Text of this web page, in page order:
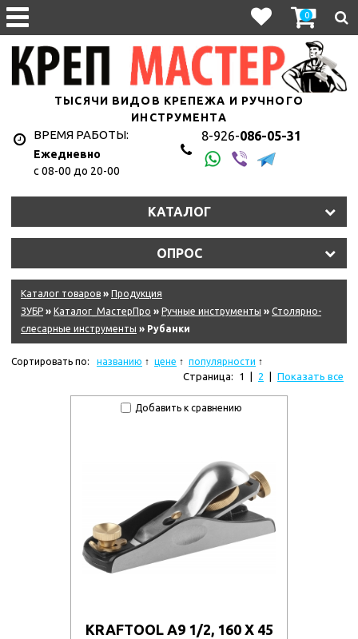
0
ТЫСЯЧИ ВИДОВ КРЕПЕЖА И РУЧНОГО
ИНСТРУМЕНТА
ВРЕМЯ РАБОТЫ:
Ежедневно
с 08-00 до 20-00
8-926-086-05-31
КАТАЛОГ
ОПРОС
Каталог товаров » Продукция
ЗУБР » Каталог_МастерПро » Ручные инструменты » Столярно-
слесарные инструменты » Рубанки
Сортировать по: названию цене популярности
Страница: 1 2 Показать все
Добавить к сравнению
KRAFTOOL А9 1/2, 160 X 45